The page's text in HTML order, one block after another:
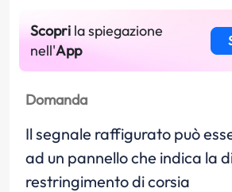
Scopri la spiegazione
nell'App
Domanda
Il segnale raffigurato può
ad un pannello che indica la
restringimento di corsia